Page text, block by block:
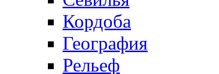
Кордоба
География
Рельеф